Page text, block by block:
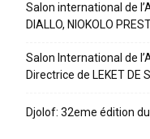
Salon international de
DIALLO, NIOKOLO
Salon International de
Directrice de LEKET DE
Djolof: 32eme édition